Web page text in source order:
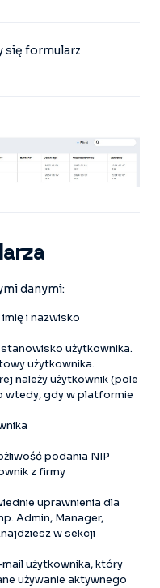
się formularz
danymi:
i nazwisko
stanowisko użytkownika.
użytkownika.
należy użytkownik (pole
wtedy, gdy w platformie
podania NIP
z firmy
uprawnienia dla
Admin, Manager,
w sekcji
użytkownika, który
używanie aktywnego